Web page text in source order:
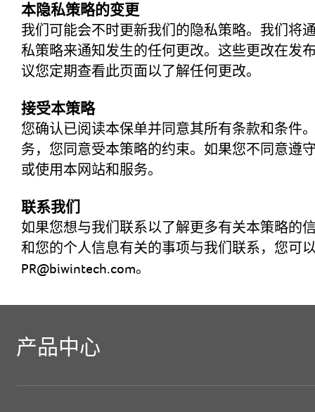
本隐私策略的变更
我们可能会不时更新我们的隐私策略。我们将
私策略来通知发生的任何更改。这些更改在发
议您定期查看此页面以了解任何更改。
接受本策略
您确认已阅读本保单并同意其所有条款和条件
务，您同意受本策略的约束。如果您不同意遵
或使用本网站和服务。
联系我们
如果您想与我们联系以了解更多有关本策略的
和您的个人信息有关的事项与我们联系，您可
PR@biwintech.com。
产品中心